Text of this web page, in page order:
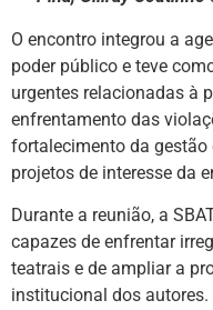
O encontro integrou a
poder público e teve
urgentes relacionadas à
enfrentamento das
fortalecimento da
projetos de interesse da
Durante a reunião, a
capazes de enfrentar
teatrais e de ampliar a
institucional dos